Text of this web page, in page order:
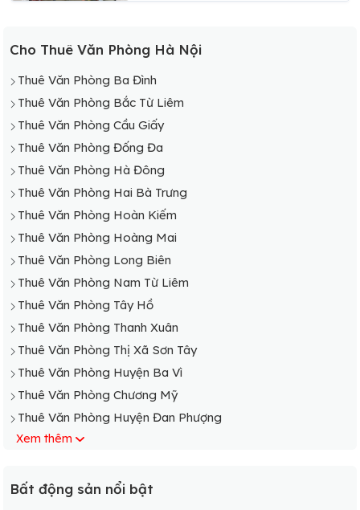
Cho Thuê Văn Phòng Hà Nội
Thuê Văn Phòng Ba Đình
Thuê Văn Phòng Bắc Từ Liêm
Thuê Văn Phòng Cầu Giấy
Thuê Văn Phòng Đống Đa
Thuê Văn Phòng Hà Đông
Thuê Văn Phòng Hai Bà Trưng
Thuê Văn Phòng Hoàn Kiếm
Thuê Văn Phòng Hoàng Mai
Thuê Văn Phòng Long Biên
Thuê Văn Phòng Nam Từ Liêm
Thuê Văn Phòng Tây Hồ
Thuê Văn Phòng Thanh Xuân
Thuê Văn Phòng Thị Xã Sơn Tây
Thuê Văn Phòng Huyện Ba Vì
Thuê Văn Phòng Chương Mỹ
Thuê Văn Phòng Huyện Đan Phượng
Thuê Văn Phòng Đông Anh
Thuê Văn Phòng Huyện Hoài Đức
Xem thêm
Bất động sản nổi bật